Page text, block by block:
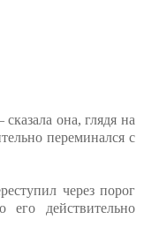
она, глядя на
переминался с
через порог
действительно